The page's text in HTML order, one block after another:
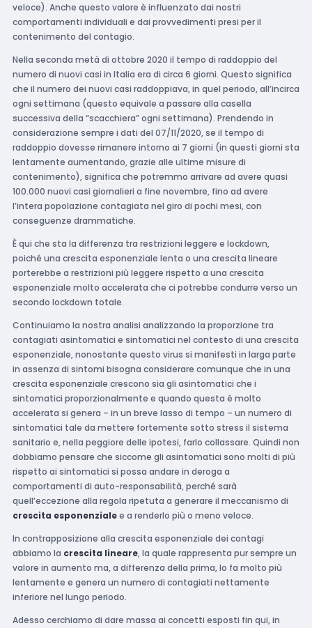
veloce). Anche questo valore è influenzato dai nostri
comportamenti individuali e dai provvedimenti presi per il
contenimento del contagio.
Nella seconda metà di ottobre 2020 il tempo di raddoppio del
numero di nuovi casi in Italia era di circa 6 giorni. Questo significa
che il numero dei nuovi casi raddoppiava, in quel periodo, all’incirca
ogni settimana (questo equivale a passare alla casella
successiva della “scacchiera” ogni settimana). Prendendo in
considerazione sempre i dati del 07/11/2020, se il tempo di
raddoppio dovesse rimanere intorno ai 7 giorni (in questi giorni sta
lentamente aumentando, grazie alle ultime misure di
contenimento), significa che potremmo arrivare ad avere quasi
100.000 nuovi casi giornalieri a fine novembre, fino ad avere
l’intera popolazione contagiata nel giro di pochi mesi, con
conseguenze drammatiche.
È qui che sta la differenza tra restrizioni leggere e lockdown,
poiché una crescita esponenziale lenta o una crescita lineare
porterebbe a restrizioni più leggere rispetto a una crescita
esponenziale molto accelerata che ci potrebbe condurre verso un
secondo lockdown totale.
Continuiamo la nostra analisi analizzando la proporzione tra
contagiati asintomatici e sintomatici nel contesto di una crescita
esponenziale, nonostante questo virus si manifesti in larga parte
in assenza di sintomi bisogna considerare comunque che in una
crescita esponenziale crescono sia gli asintomatici che i
sintomatici proporzionalmente e quando questa è molto
accelerata si genera – in un breve lasso di tempo – un numero di
sintomatici tale da mettere fortemente sotto stress il sistema
sanitario e, nella peggiore delle ipotesi, farlo collassare. Quindi non
dobbiamo pensare che siccome gli asintomatici sono molti di più
rispetto ai sintomatici si possa andare in deroga a
comportamenti di auto-responsabilità, perché sarà
quell’eccezione alla regola ripetuta a generare il meccanismo di
crescita esponenzialee a renderlo più o meno veloce.
In contrapposizione alla crescita esponenziale dei contagi
abbiamo la crescita lineare, la quale rappresenta pur sempre un
valore in aumento ma, a differenza della prima, lo fa molto più
lentamente e genera un numero di contagiati nettamente
inferiore nel lungo periodo.
Adesso cerchiamo di dare massa ai concetti esposti fin qui, in